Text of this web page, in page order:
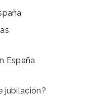
España
jubilación?